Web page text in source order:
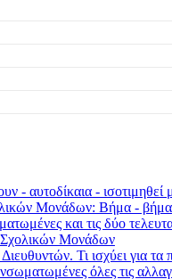
αυτοδίκαια - ισοτιμηθεί
Μονάδων: Βήμα - βήμα
και τις δύο
Σχολικών Μονάδων
Τι ισχύει
όλες τις